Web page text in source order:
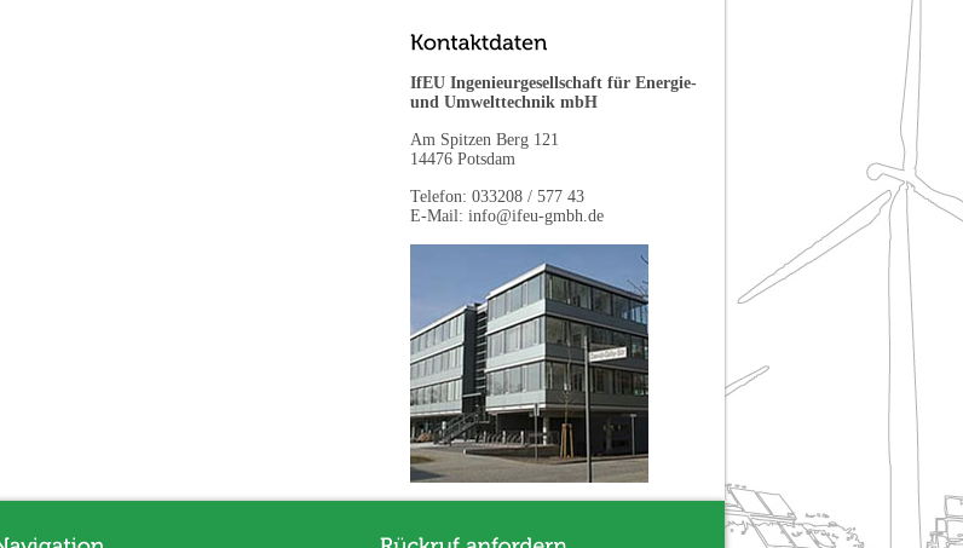
IfEU Ingenieurgesellschaft für Energie-
und Umwelttechnik mbH
Am Spitzen Berg 121
14476 Potsdam
Telefon: 033208 / 577 43
E-Mail: info@ifeu-gmbh.de